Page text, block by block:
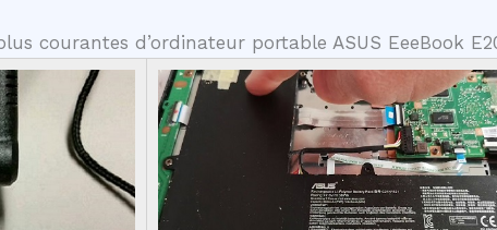
courantes d’ordinateur portable ASUS EeeBook